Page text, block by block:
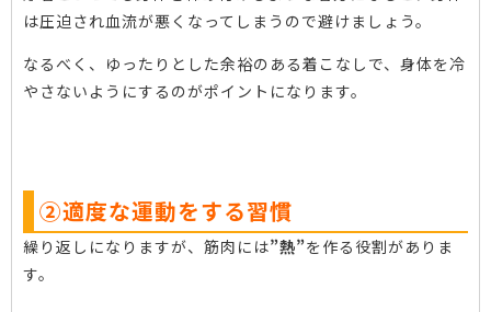
は圧迫され血流が悪くなってしまうので避けましょう。
なるべく、ゆったりとした余裕のある着こなしで、身体を冷
やさないようにするのがポイントになります。
②適度な運動をする習慣
繰り返しになりますが、筋肉には”熱”を作る役割がありま
す。